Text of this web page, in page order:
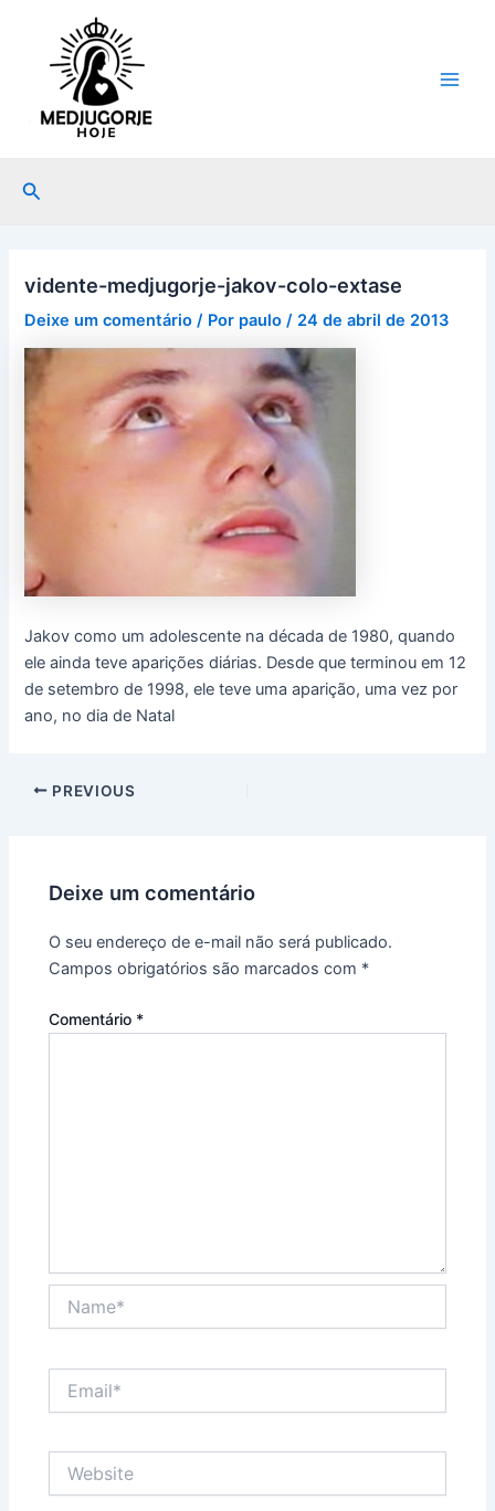
conteúdo
Pesquisar
vidente-medjugorje-jakov-colo-extase
Deixe um comentário / Por paulo/ 24 de abril de 2013
Jakov como um adolescente na década de 1980, quando
ele ainda teve aparições diárias. Desde que terminou em 12
de setembro de 1998, ele teve uma aparição, uma vez por
ano, no dia de Natal
navigation
PREVIOUS
Deixe um comentário
O seu endereço de e-mail não será publicado.
Campos obrigatórios são marcados com *
Comentário *